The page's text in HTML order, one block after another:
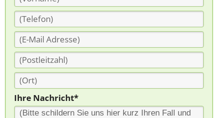
Ihre Nachricht*